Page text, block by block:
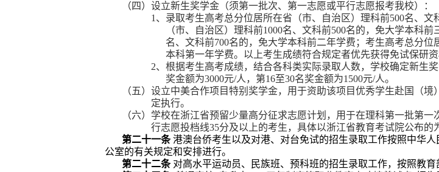
（四）设立新生奖学金（须第一批次、第一志愿或平行志愿报考我校）：
1、录取考生高考总分位居所在省（市、自治区）理科前500名、文
（市、自治区）理科前1000名、文科前500名的，免大学本科前
名、文科前700名的，免大学本科前二年学费；考生高考总分位
本科第一年学费。以上考生成绩符合规定者优先获得免试保研资
2、根据考生高考成绩，结合各科类实际录取人数，学校确定新生
奖金额为3000元/人，第16至30名奖金额为1500元/人。
（五）设立中美合作项目特别奖学金，用于资助该项目优秀学生赴国（境
定执行。
（六）学校在浙江省预留少量高分征求志愿计划，用于在理科第一批第
行志愿投档线35分及以上的考生，具体以浙江省教育考试院公布的
第二十一条 港澳台侨考生以及对港、对台免试的招生录取工作按照中华
公室的有关规定和安排进行。
第二十二条 对高水平运动员、民族班、预科班的招生录取工作，按照教